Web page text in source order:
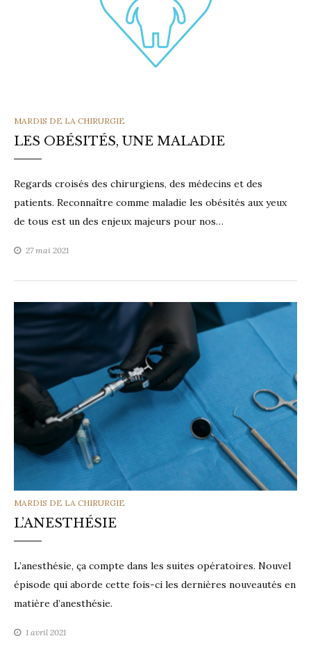
CATEGORIES
MARDIS DE LA CHIRURGIE
LES OBÉSITÉS, UNE MALADIE
Regards croisés des chirurgiens, des médecins et des
patients. Reconnaître comme maladie les obésités aux yeux
de tous est un des enjeux majeurs pour nos…
27 mai 2021
CATEGORIES
MARDIS DE LA CHIRURGIE
L’ANESTHÉSIE
L’anesthésie, ça compte dans les suites opératoires. Nouvel
épisode qui aborde cette fois-ci les dernières nouveautés en
matière d’anesthésie.
1 avril 2021